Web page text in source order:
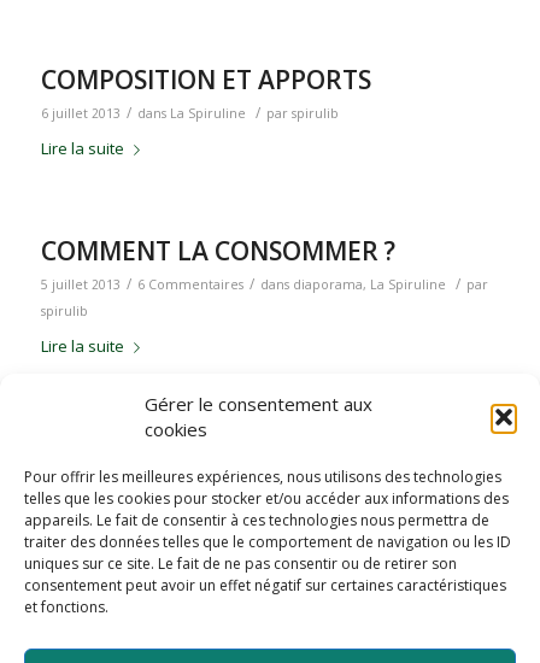
Gérer le consentement aux
cookies
Pour offrir les meilleures expériences, nous utilisons des technologies
telles que les cookies pour stocker et/ou accéder aux informations des
appareils. Le fait de consentir à ces technologies nous permettra de
traiter des données telles que le comportement de navigation ou les ID
uniques sur ce site. Le fait de ne pas consentir ou de retirer son
consentement peut avoir un effet négatif sur certaines caractéristiques
et fonctions.
COMPOSITION ET APPORTS
6 juillet 2013 / dans La Spiruline / par spirulib
Lire la suite
COMMENT LA CONSOMMER ?
5 juillet 2013 / 6 Commentaires / dans diaporama, La Spiruline / par
spirulib
Lire la suite
4 juillet 2013 / dansdiaporama,La Spiruline ,Production / parspirulib
Lire la suite